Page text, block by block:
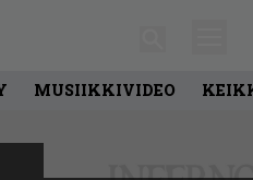
MUSIIKKIVIDEO